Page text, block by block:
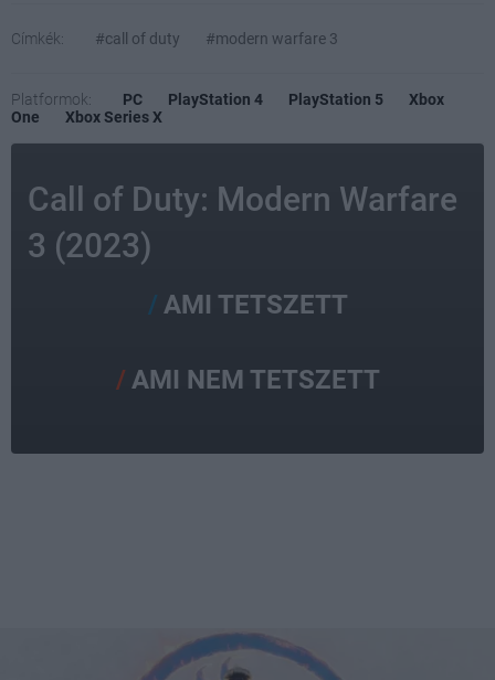
Címkék: #call of duty #modern warfare 3
Platformok: PC PlayStation 4 PlayStation 5
Xbox
One
Xbox Series X
Call of Duty: Modern Warfare
3 (2023)
AMI TETSZETT
AMI NEM TETSZETT